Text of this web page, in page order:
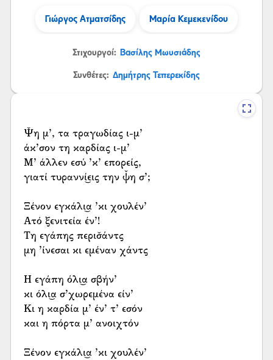
Γιώργος Ατματσίδης Μαρία Κεμεκενίδου
Στιχουργοί: Βασίλης Μωυσιάδης
Συνθέτες: Δημήτρης Τεπερεκίδης
Ψ̌η μ’, τα τραγωδίας ι-μ’
άκ’σον τη καρδίας ι-μ’
Μ’ άλλεν εσύ ’κ’ επορείς,
γιατί τυραννί͜εις την ψ̌η σ’;
Ξένον εγκάλι͜α ’κι χουλέν’
Ατό ξενιτεία έν’!
Τη εγάπης περισ̌άντς
μη ’ίνεσαι κι εμέναν χάντς
Η εγάπη όλι͜α σβήν’
κι όλι͜α σ’χωρεμένα είν’
Κι η καρδία μ’ έν’ τ’ εσόν
και η πόρτα μ’ ανοιχτόν
Ξένον εγκάλι͜α ’κι χουλέν’